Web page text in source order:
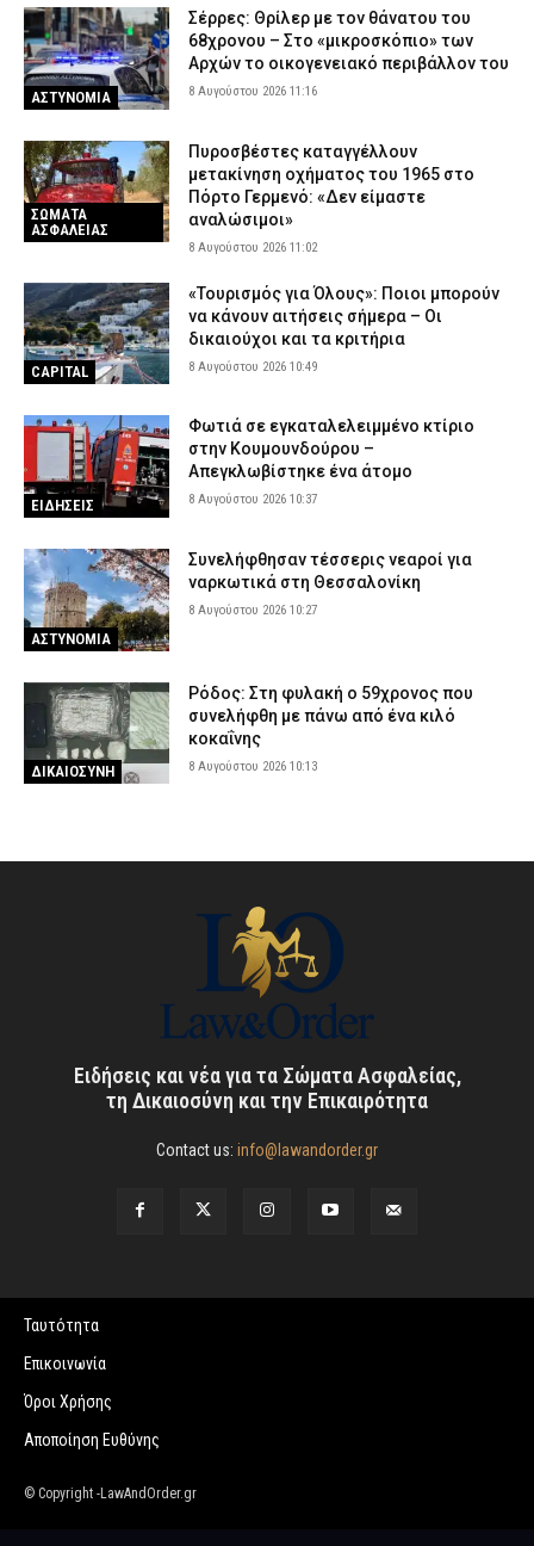
ΑΣΤΥΝΟΜΙΑ
Σέρρες: Θρίλερ με τον θάνατου του
68χρονου – Στο «μικροσκόπιο» των
Αρχών το οικογενειακό περιβάλλον του
8 Αυγούστου 2026 11:16
ΣΩΜΑΤΑ
ΑΣΦΑΛΕΙΑΣ
Πυροσβέστες καταγγέλλουν
μετακίνηση οχήματος του 1965 στο
Πόρτο Γερμενό: «Δεν είμαστε
αναλώσιμοι»
8 Αυγούστου 2026 11:02
CAPITAL
«Τουρισμός για Όλους»: Ποιοι μπορούν
να κάνουν αιτήσεις σήμερα – Οι
δικαιούχοι και τα κριτήρια
8 Αυγούστου 2026 10:49
ΕΙΔΗΣΕΙΣ
Φωτιά σε εγκαταλελειμμένο κτίριο
στην Κουμουνδούρου –
Απεγκλωβίστηκε ένα άτομο
8 Αυγούστου 2026 10:37
ΑΣΤΥΝΟΜΙΑ
Συνελήφθησαν τέσσερις νεαροί για
ναρκωτικά στη Θεσσαλονίκη
8 Αυγούστου 2026 10:27
ΔΙΚΑΙΟΣΥΝΗ
Ρόδος: Στη φυλακή ο 59χρονος που
συνελήφθη με πάνω από ένα κιλό
κοκαΐνης
8 Αυγούστου 2026 10:13
Ειδήσεις και νέα για τα Σώματα Ασφαλείας,
τη Δικαιοσύνη και την Επικαιρότητα
Contact us: info@lawandorder.gr
Ταυτότητα
Επικοινωνία
Όροι Χρήσης
Αποποίηση Ευθύνης
© Copyright -LawAndOrder.gr